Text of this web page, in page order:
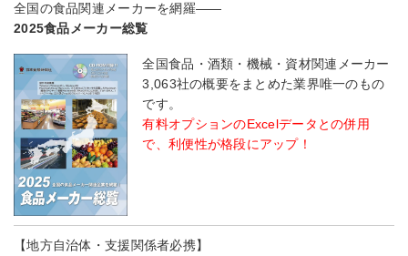
全国の食品関連メーカーを網羅――
2025食品メーカー総覧
全国食品・酒類・機械・資材関連メーカー
3,063社の概要をまとめた業界唯一のもの
です。
有料オプションのExcelデータとの併用
で、利便性が格段にアップ！
【地方自治体・支援関係者必携】